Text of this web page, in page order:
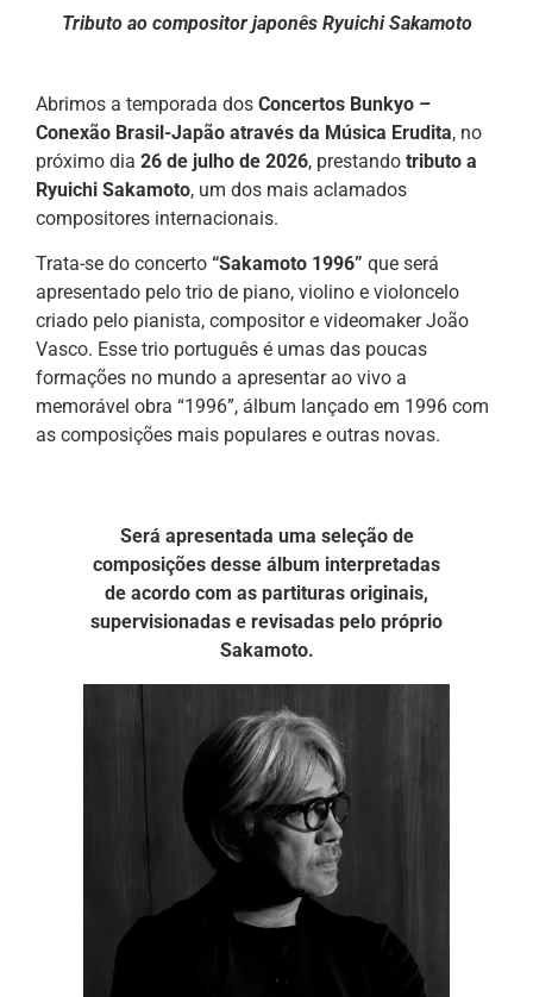
Tributo ao compositor japonês Ryuichi Sakamoto
Abrimos a temporada dos Concertos Bunkyo –
Conexão Brasil-Japão através da Música Erudita, no
próximo dia 26 de julho de 2026, prestando tributo a
Ryuichi Sakamoto, um dos mais aclamados
compositores internacionais.
Trata-se do concerto “Sakamoto 1996” que será
apresentado pelo trio de piano, violino e violoncelo
criado pelo pianista, compositor e videomaker João
Vasco. Esse trio português é umas das poucas
formações no mundo a apresentar ao vivo a
memorável obra “1996”, álbum lançado em 1996 com
as composições mais populares e outras novas.
Será apresentada uma seleção de
composições desse álbum interpretadas
de acordo com as partituras originais,
supervisionadas e revisadas pelo próprio
Sakamoto.